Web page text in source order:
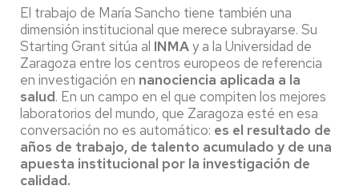
El trabajo de María Sancho tiene también una
dimensión institucional que merece subrayarse. Su
Starting Grant sitúa al INMAy a la Universidad de
Zaragoza entre los centros europeos de referencia
en investigación en nanociencia aplicada a la
salud. En un campo en el que compiten los mejores
laboratorios del mundo, que Zaragoza esté en esa
conversación no es automático: es el resultado de
años de trabajo, de talento acumulado y de una
apuesta institucional por la investigación de
calidad.